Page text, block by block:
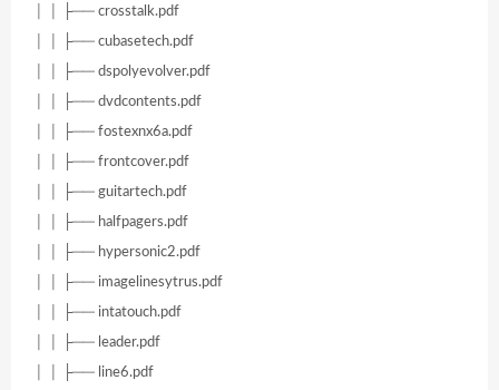
│ │ ├── crosstalk.pdf
│ │ ├── cubasetech.pdf
│ │ ├── dspolyevolver.pdf
│ │ ├── dvdcontents.pdf
│ │ ├── fostexnx6a.pdf
│ │ ├── frontcover.pdf
│ │ ├── guitartech.pdf
│ │ ├── halfpagers.pdf
│ │ ├── hypersonic2.pdf
│ │ ├── imagelinesytrus.pdf
│ │ ├── intatouch.pdf
│ │ ├── leader.pdf
│ │ ├── line6.pdf